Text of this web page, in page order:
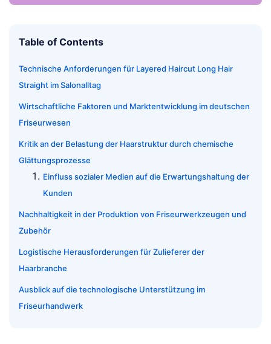
Table of Contents
Technische Anforderungen für Layered Haircut Long Hair
Straight im Salonalltag
Wirtschaftliche Faktoren und Marktentwicklung im deutschen
Friseurwesen
Kritik an der Belastung der Haarstruktur durch chemische
Glättungsprozesse
Einfluss sozialer Medien auf die Erwartungshaltung der
Kunden
Nachhaltigkeit in der Produktion von Friseurwerkzeugen und
Zubehör
Logistische Herausforderungen für Zulieferer der
Haarbranche
Ausblick auf die technologische Unterstützung im
Friseurhandwerk